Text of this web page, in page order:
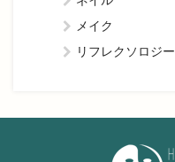
メイク
リフレクソロジー